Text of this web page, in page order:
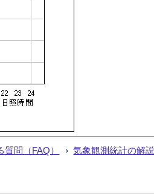
質問（FAQ） 気象観測統計の解説